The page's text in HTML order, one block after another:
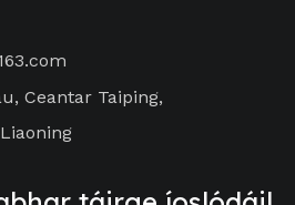
Ceantar Taiping,